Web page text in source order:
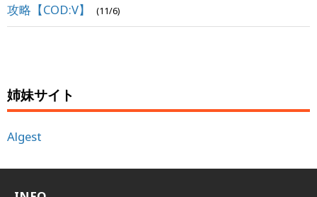
攻略【COD:V】
(11/6)
姉妹サイト
Algest